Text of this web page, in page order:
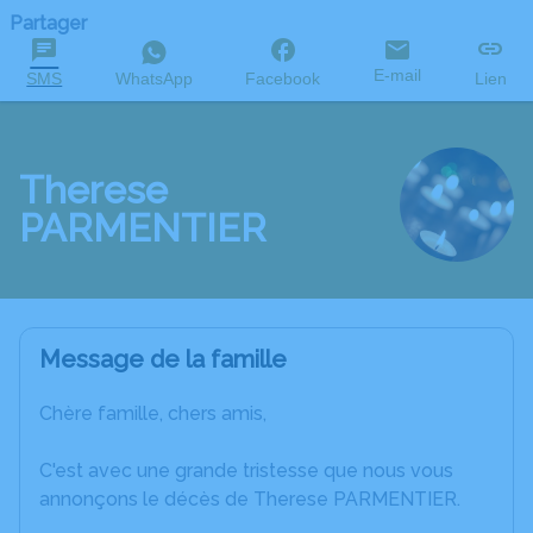
Partager
SMS WhatsApp Facebook E-mail Lien
Therese
PARMENTIER
Message de la famille
Chère famille, chers amis,
C'est avec une grande tristesse que nous vous
annonçons le décès de Therese PARMENTIER.